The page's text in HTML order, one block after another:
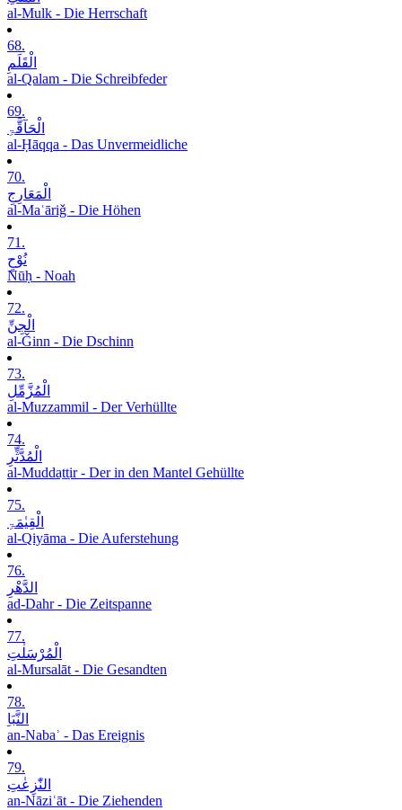
al-Mulk - Die Herrschaft
68.
الْقَلَمِ
al-Qalam - Die Schreibfeder
69.
الْحَآقَّۃِ
al-Ḥāqqa - Das Unvermeidliche
70.
الْمَعَارِجِ
al-Maʿāriǧ - Die Höhen
71.
نُوْحٍ
Nūḥ - Noah
72.
الْجِنِّ
al-Ǧinn - Die Dschinn
73.
الْمُزَّمِّلِ
al-Muzzammil - Der Verhüllte
74.
الْمُدَّثِّرِ
al-Muddaṯṯir - Der in den Mantel Gehüllte
75.
الْقِیٰمَۃِ
al-Qiyāma - Die Auferstehung
76.
الدَّھْرِ
ad-Dahr - Die Zeitspanne
77.
الْمُرْسَلٰتِ
al-Mursalāt - Die Gesandten
78.
النَّبَاِ
an-Nabaʾ - Das Ereignis
79.
النّٰزِعٰتِ
an-Nāziʿāt - Die Ziehenden